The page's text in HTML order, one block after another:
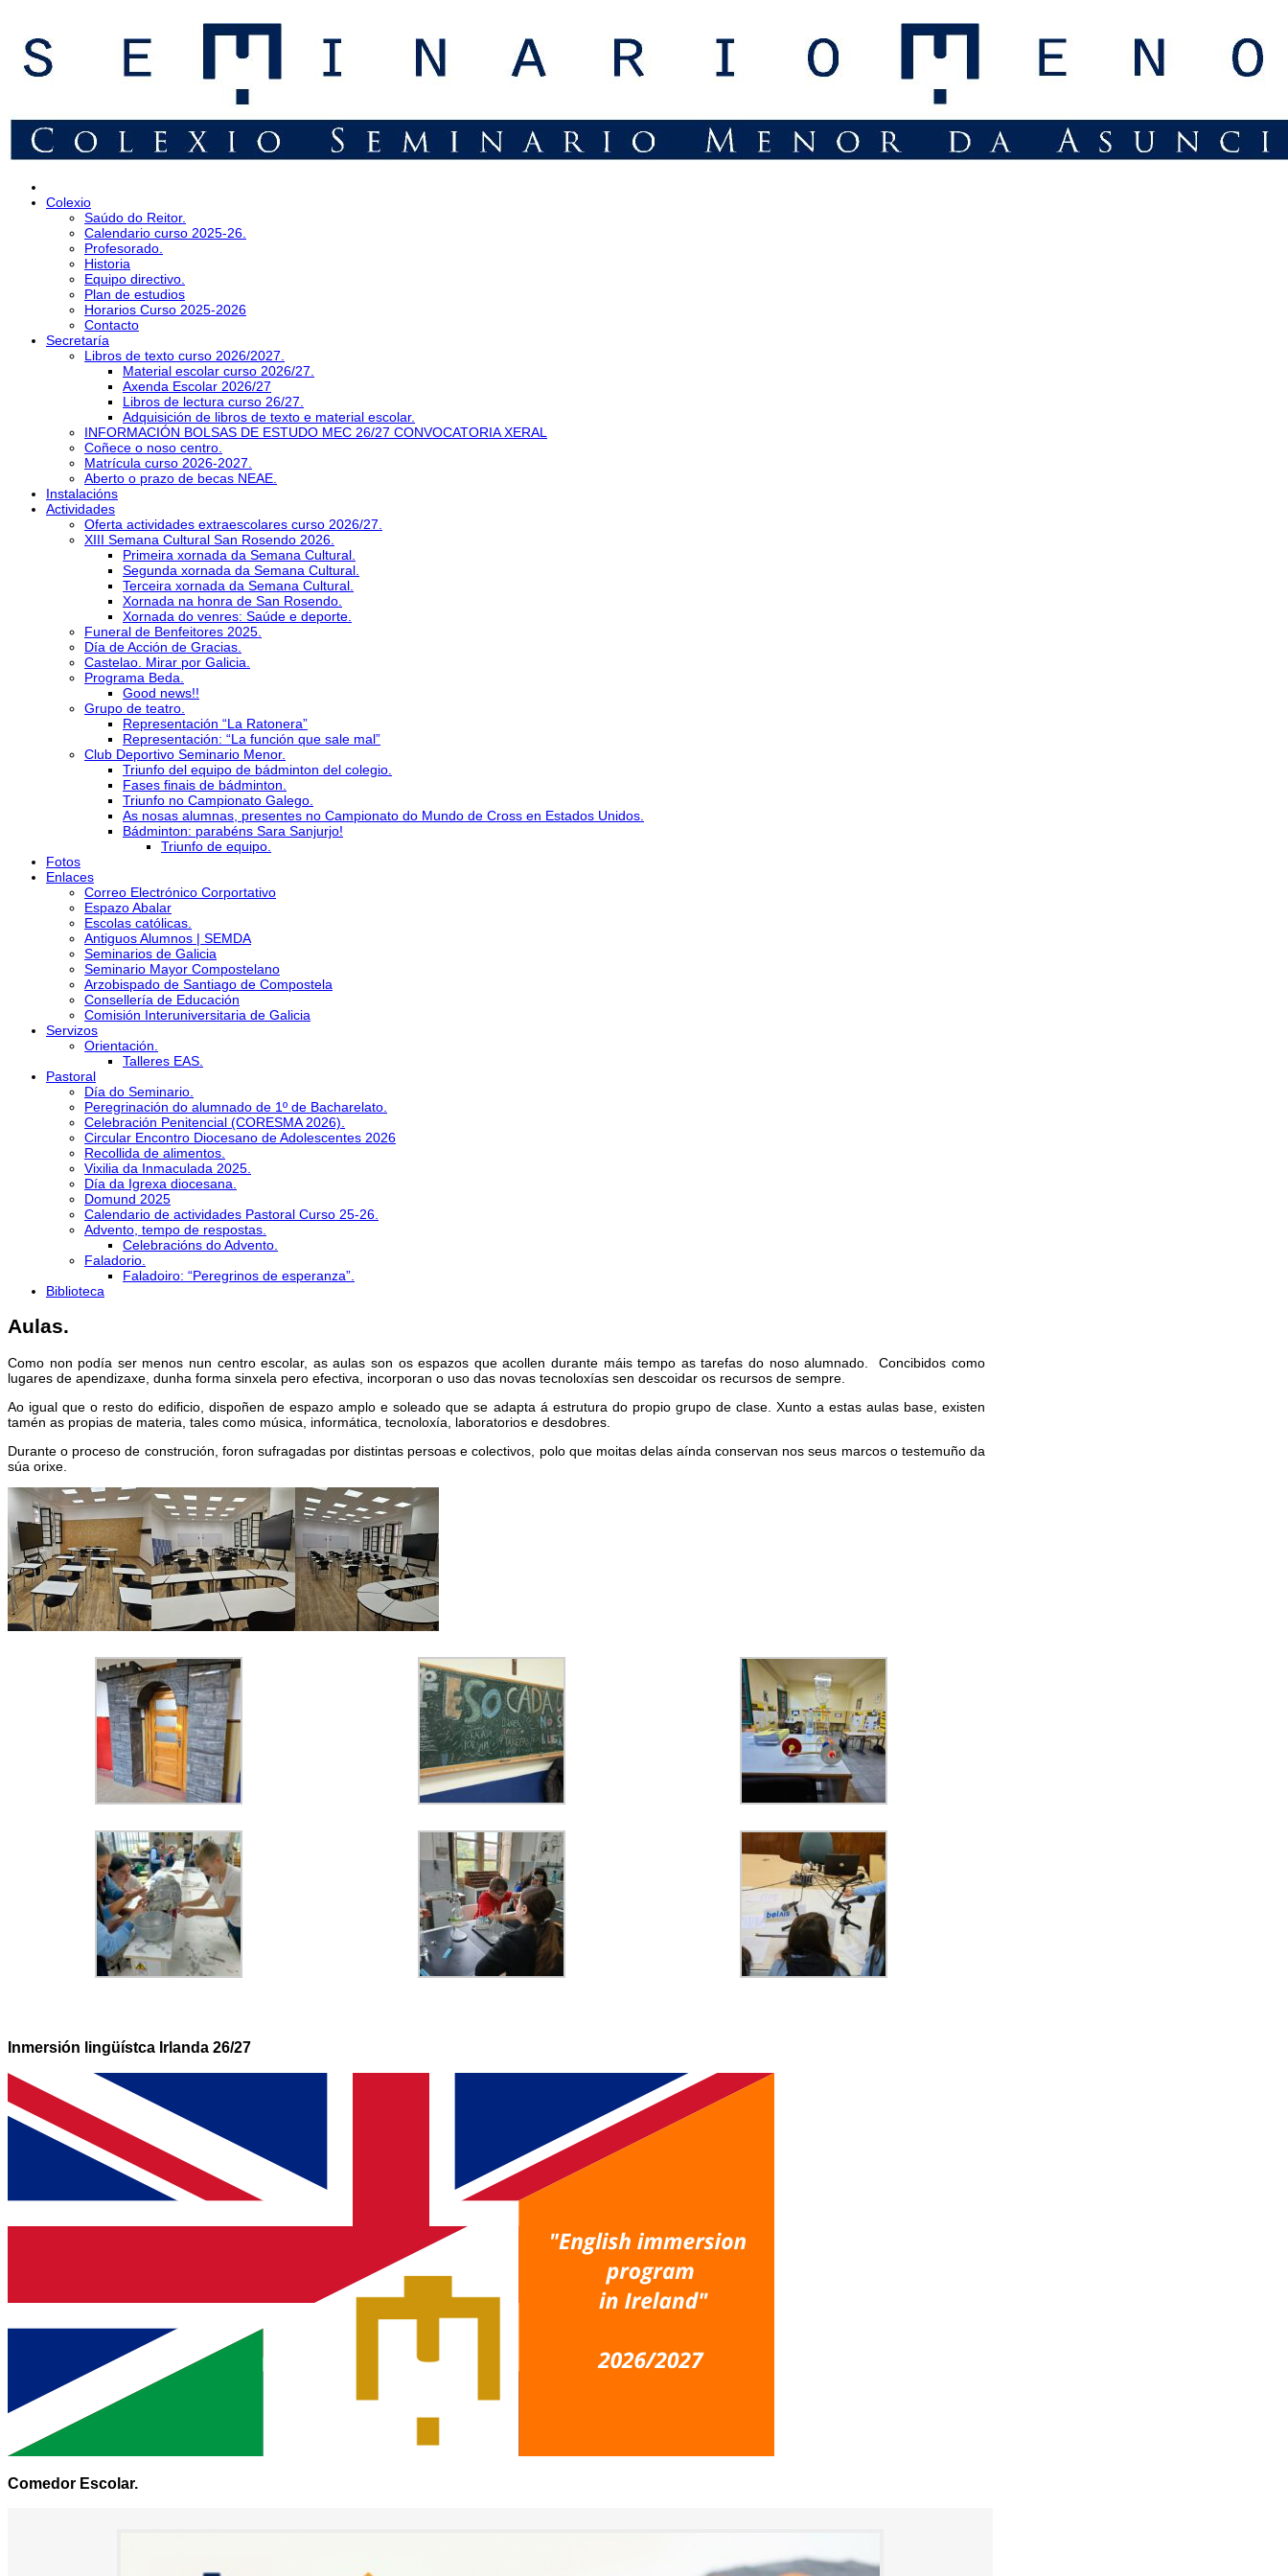
Colexio
Saúdo do Reitor.
Calendario curso 2025-26.
Profesorado.
Historia
Equipo directivo.
Plan de estudios
Horarios Curso 2025-2026
Contacto
Secretaría
Libros de texto curso 2026/2027.
Material escolar curso 2026/27.
Axenda Escolar 2026/27
Libros de lectura curso 26/27.
Adquisición de libros de texto e material escolar.
INFORMACIÓN BOLSAS DE ESTUDO MEC 26/27 CONVOCATORIA XERAL
Coñece o noso centro.
Matrícula curso 2026-2027.
Aberto o prazo de becas NEAE.
Instalacións
Actividades
Oferta actividades extraescolares curso 2026/27.
XIII Semana Cultural San Rosendo 2026.
Primeira xornada da Semana Cultural.
Segunda xornada da Semana Cultural.
Terceira xornada da Semana Cultural.
Xornada na honra de San Rosendo.
Xornada do venres: Saúde e deporte.
Funeral de Benfeitores 2025.
Día de Acción de Gracias.
Castelao. Mirar por Galicia.
Programa Beda.
Good news!!
Grupo de teatro.
Representación “La Ratonera”
Representación: “La función que sale mal”
Club Deportivo Seminario Menor.
Triunfo del equipo de bádminton del colegio.
Fases finais de bádminton.
Triunfo no Campionato Galego.
As nosas alumnas, presentes no Campionato do Mundo de Cross en Estados Unidos.
Bádminton: parabéns Sara Sanjurjo!
Triunfo de equipo.
Fotos
Enlaces
Correo Electrónico Corportativo
Espazo Abalar
Escolas católicas.
Antiguos Alumnos | SEMDA
Seminarios de Galicia
Seminario Mayor Compostelano
Arzobispado de Santiago de Compostela
Consellería de Educación
Comisión Interuniversitaria de Galicia
Servizos
Orientación.
Talleres EAS.
Pastoral
Día do Seminario.
Peregrinación do alumnado de 1º de Bacharelato.
Celebración Penitencial (CORESMA 2026).
Circular Encontro Diocesano de Adolescentes 2026
Recollida de alimentos.
Vixilia da Inmaculada 2025.
Día da Igrexa diocesana.
Domund 2025
Calendario de actividades Pastoral Curso 25-26.
Advento, tempo de respostas.
Celebracións do Advento.
Faladorio.
Faladoiro: “Peregrinos de esperanza”.
Biblioteca
Aulas.
Como non podía ser menos nun centro escolar, as aulas son os espazos que acollen durante máis tempo as tarefas do noso alumnado. Concibidos como
lugares de apendizaxe, dunha forma sinxela pero efectiva, incorporan o uso das novas tecnoloxías sen descoidar os recursos de sempre.
Ao igual que o resto do edificio, dispoñen de espazo amplo e soleado que se adapta á estrutura do propio grupo de clase. Xunto a estas aulas base, existen
tamén as propias de materia, tales como música, informática, tecnoloxía, laboratorios e desdobres.
Durante o proceso de construción, foron sufragadas por distintas persoas e colectivos, polo que moitas delas aínda conservan nos seus marcos o testemuño da
súa orixe.
Inmersión lingüístca Irlanda 26/27
Comedor Escolar.